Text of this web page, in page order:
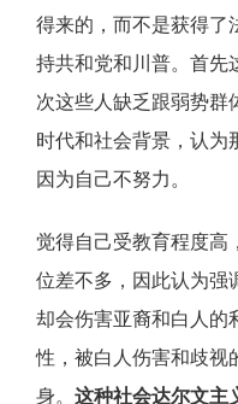
得来的，而不是获得了
持共和党和川普。首先
次这些人缺乏跟弱势群
时代和社会背景，认为
因为自己不努力。
觉得自己受教育程度高
位差不多，因此认为强
却会伤害亚裔和白人的
性，被白人伤害和歧视
身。 这种社会达尔文主